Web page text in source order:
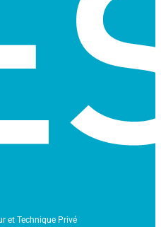
et Technique Privé